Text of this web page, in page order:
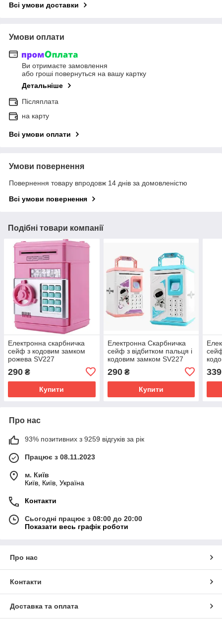
Всі умови доставки
Умови оплати
Ви отримаєте замовлення
або гроші повернуться на вашу картку
Детальніше
Післяплата
на карту
Всі умови оплати
Умови повернення
Повернення товару впродовж 14 днів за домовленістю
Всі умови повернення
Подібні товари компанії
Електронна скарбничка
сейф з кодовим замком
рожева SV227
290 ₴
Купити
Електронна Скарбничка
сейф з відбитком пальця і
кодовим замком SV227
290₴
Купити
339
Про нас
93% позитивних з 9259 відгуків за рік
Працює з 08.11.2023
м. Київ
Київ, Київ, Україна
Контакти
Сьогодні працює з 08:00 до 20:00
Показати весь графік роботи
Про нас
Контакти
Доставка та оплата